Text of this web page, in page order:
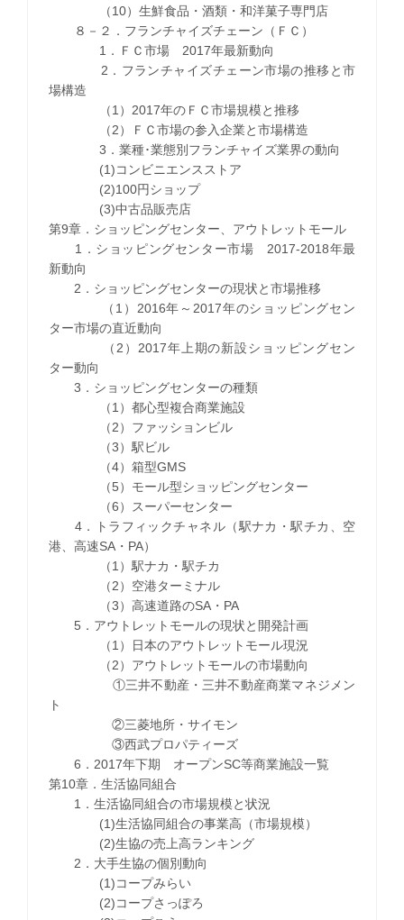
（10）生鮮食品・酒類・和洋菓子専門店
８－２．フランチャイズチェーン（ＦＣ）
1．ＦＣ市場 2017年最新動向
2．フランチャイズチェーン市場の推移と市
場構造
（1）2017年のＦＣ市場規模と推移
（2）ＦＣ市場の参入企業と市場構造
3．業種･業態別フランチャイズ業界の動向
(1)コンビニエンスストア
(2)100円ショップ
(3)中古品販売店
第9章．ショッピングセンター、アウトレットモール
1．ショッピングセンター市場 2017-2018年最
新動向
2．ショッピングセンターの現状と市場推移
（1）2016年～2017年のショッピングセン
ター市場の直近動向
（2）2017年上期の新設ショッピングセン
ター動向
3．ショッピングセンターの種類
（1）都心型複合商業施設
（2）ファッションビル
（3）駅ビル
（4）箱型GMS
（5）モール型ショッピングセンター
（6）スーパーセンター
4．トラフィックチャネル（駅ナカ・駅チカ、空
港、高速SA・PA）
（1）駅ナカ・駅チカ
（2）空港ターミナル
（3）高速道路のSA・PA
5．アウトレットモールの現状と開発計画
（1）日本のアウトレットモール現況
（2）アウトレットモールの市場動向
①三井不動産・三井不動産商業マネジメン
ト
②三菱地所・サイモン
③西武プロパティーズ
6．2017年下期 オープンSC等商業施設一覧
第10章．生活協同組合
1．生活協同組合の市場規模と状況
(1)生活協同組合の事業高（市場規模）
(2)生協の売上高ランキング
2．大手生協の個別動向
(1)コープみらい
(2)コープさっぽろ